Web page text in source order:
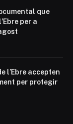
que
per a
l’Ebre accepten
per protegir